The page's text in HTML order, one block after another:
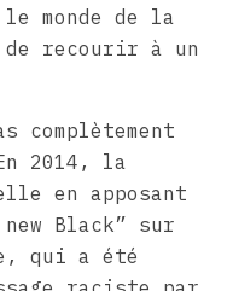
monde de la
de recourir à un
complètement
2014, la
en apposant
Black” sur
qui a été